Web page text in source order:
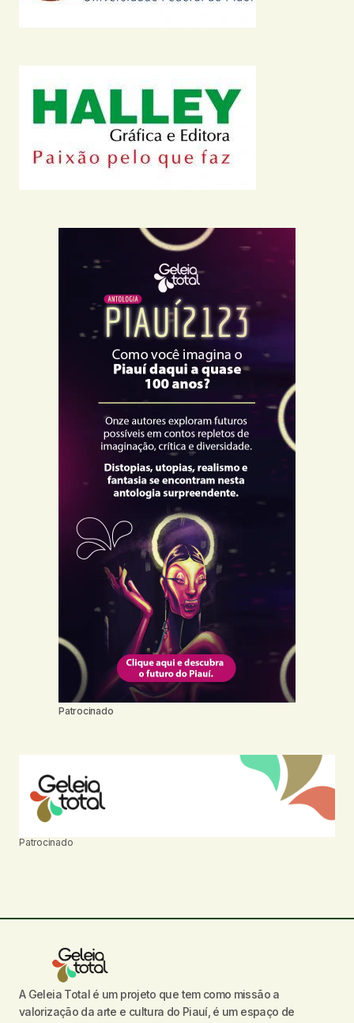
Patrocinado
Patrocinado
A Geleia Total é um projeto que tem como missão a
valorização da arte e cultura do Piauí, é um espaço de